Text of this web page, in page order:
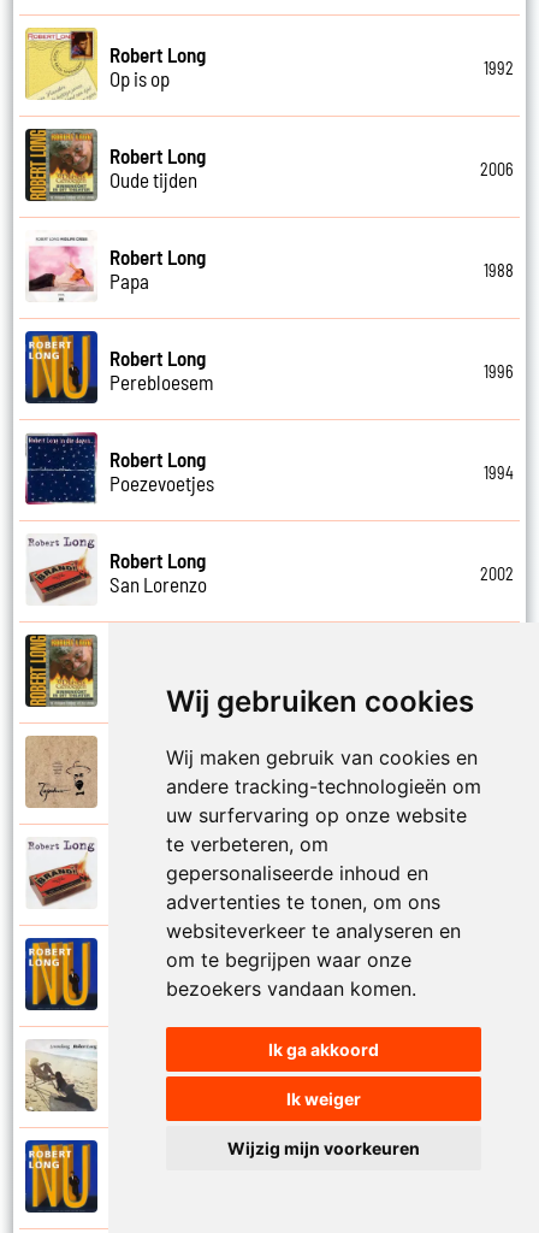
Wij gebruiken cookies
Wij maken gebruik van cookies en
andere tracking-technologieën om
uw surfervaring op onze website
te verbeteren, om
gepersonaliseerde inhoud en
advertenties te tonen, om ons
websiteverkeer te analyseren en
om te begrijpen waar onze
bezoekers vandaan komen.
Ik ga akkoord
Ik weiger
Wijzig mijn voorkeuren
Robert Long
Op is op
1992
Robert Long
Oude tijden
2006
Robert Long
Papa
1988
Robert Long
Perebloesem
1996
Robert Long
Poezevoetjes
1994
Robert Long
San Lorenzo
2002
Schathemelrijk
Tsjechov (Musical)
Schrappen
Seizoenen
Robert Long
Robert Long